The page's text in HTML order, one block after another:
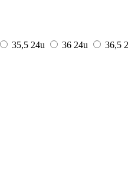
35,5 24u 36 24u 36,5